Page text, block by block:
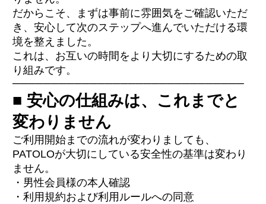
だからこそ、まずは事前に雰囲気をご確認いただ
き、安心して次のステップへ進んでいただける環
境を整えました。
これは、お互いの時間をより大切にするための取
り組みです。
──────────────────────────────
■ 安心の仕組みは、これまでと
変わりません
ご利用開始までの流れが変わりましても、
PATOLOが大切にしている安全性の基準は変わり
ません。
・男性会員様の本人確認
・利用規約および利用ルールへの同意